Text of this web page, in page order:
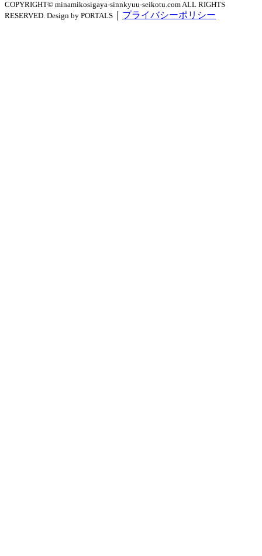
COPYRIGHT© minamikosigaya-sinnkyuu-seikotu.com ALL RIGHTS
RESERVED. Design by PORTALS
プライバシーポリシー